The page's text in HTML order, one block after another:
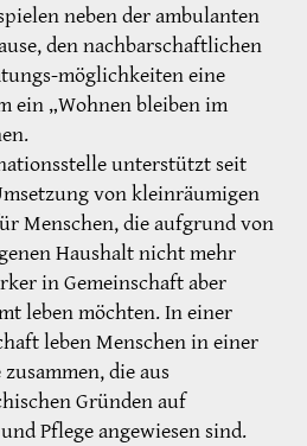
neben der ambulanten
den nachbarschaftlichen
möglichkeiten eine
ein „Wohnen bleiben im
unterstützt seit
von kleinräumigen
Menschen, die aufgrund von
Haushalt nicht mehr
in Gemeinschaft aber
leben möchten. In einer
leben Menschen in einer
die aus
Gründen auf
Pflege angewiesen sind.